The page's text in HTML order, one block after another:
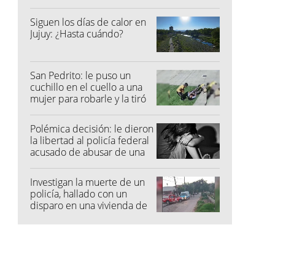
Siguen los días de calor en
Jujuy: ¿Hasta cuándo?
San Pedrito: le puso un
cuchillo en el cuello a una
mujer para robarle y la tiró
Polémica decisión: le dieron
la libertad al policía federal
acusado de abusar de una
Investigan la muerte de un
policía, hallado con un
disparo en una vivienda de